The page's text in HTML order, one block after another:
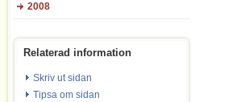
2008
Relaterad information
Skriv ut sidan
Tipsa om sidan